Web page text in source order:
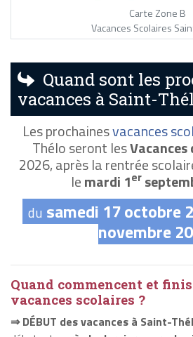
Carte Zone B
Vacances Scolaires
Quand sont les
vacances à Saint-
Les prochainesvacances
Thélo seront les
2026, après la rentrée
lemardi 1er
du samedi 17 octobre
novembre
Quand commencent et
vacances scolaires ?
⇒ DÉBUT des vacances à Saint-